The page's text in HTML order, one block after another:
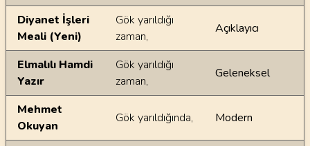
Diyanet İşleri
Meali (Yeni)
Gök yarıldığı
zaman,
Açıklayıcı
Elmalılı Hamdi
Yazır
Gök yarıldığı
zaman,
Geleneksel
Mehmet
Okuyan
Gök yarıldığında, Modern